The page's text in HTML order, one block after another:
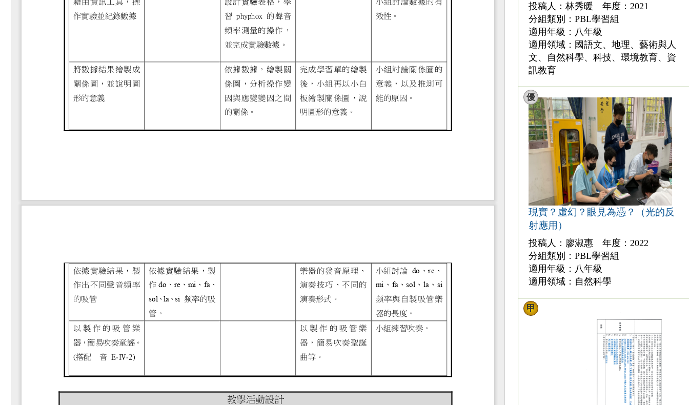
投稿人：林秀暖 年度：2021
分組類別：PBL學習組
適用年級：八年級
適用領域：國語文、地理、藝術與人
文、自然科學、科技、環境教育、資
訊教育
現實？虛幻？眼見為憑？（光的反
射應用）
優
投稿人：廖淑惠 年度：2022
分組類別：PBL學習組
適用年級：八年級
適用領域：自然科學
甲